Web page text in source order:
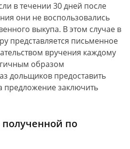
в течении 30 дней после
они не воспользовались
выкупа. В этом случае в
представляется письменное
вручения каждому
образом
дольщиков предоставить
предложение заключить
по